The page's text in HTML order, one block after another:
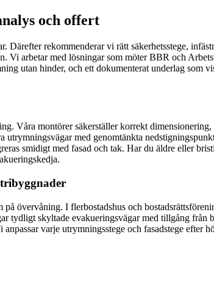
och offert
rekommenderar vi rätt säkerhetsstege,
Vi arbetar med lösningar som möter BBR och
utan hinder, och ett dokumenterat underlag som
Våra montörer säkerställer korrekt
med genomtänkta
smidigt med fasad och tak. Har du äldre eller
övervåning. I flerbostadshus och
tydligt skyltade evakueringsvägar med tillgång från
varje utrymningsstege och fasadstege efter